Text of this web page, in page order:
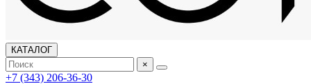
КАТАЛОГ
×
+7 (343) 206-36-30